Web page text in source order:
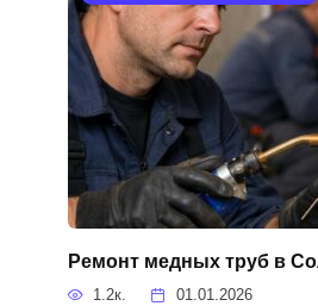
Ремонт медных труб в
1.2к. 01.01.2026